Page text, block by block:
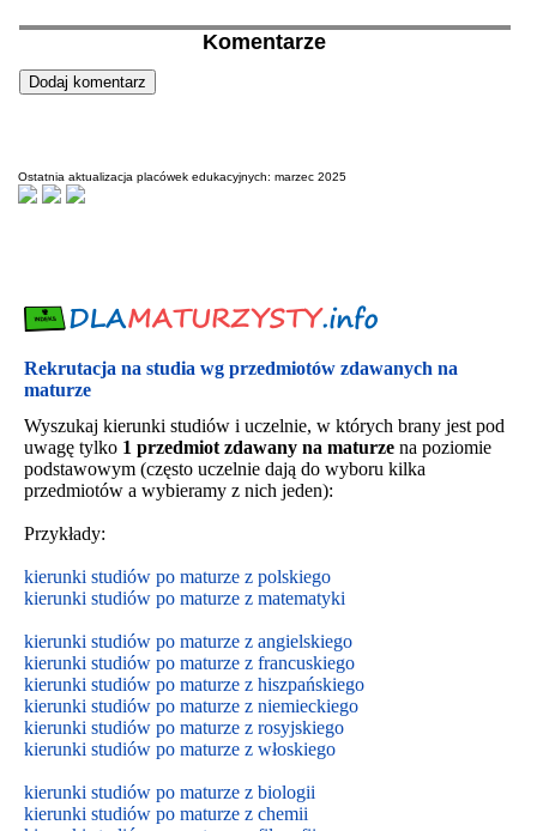
Komentarze
Ostatnia aktualizacja placówek edukacyjnych: marzec 2025
Rekrutacja na studia wg przedmiotów zdawanych na
maturze
Wyszukaj kierunki studiów i uczelnie, w których brany jest pod
uwagę tylko 1 przedmiot zdawany na maturze na poziomie
podstawowym (często uczelnie dają do wyboru kilka
przedmiotów a wybieramy z nich jeden):
Przykłady:
kierunki studiów po maturze z polskiego
kierunki studiów po maturze z matematyki
kierunki studiów po maturze z angielskiego
kierunki studiów po maturze z francuskiego
kierunki studiów po maturze z hiszpańskiego
kierunki studiów po maturze z niemieckiego
kierunki studiów po maturze z rosyjskiego
kierunki studiów po maturze z włoskiego
kierunki studiów po maturze z biologii
kierunki studiów po maturze z chemii